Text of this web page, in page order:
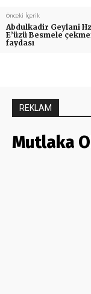
Önceki İçerik
Abdulkadir Geylani
E’üzü Besmele
faydası
REKLAM
Mutlaka